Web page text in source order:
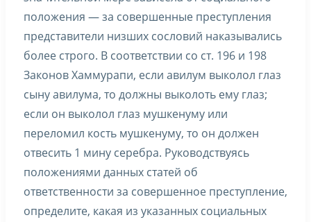
положения — за совершенные преступления
представители низших сословий наказывались
более строго. В соответствии со ст. 196 и 198
Законов Хаммурапи, если авилум выколол глаз
сыну авилума, то должны выколоть ему глаз;
если он выколол глаз мушкенуму или
переломил кость мушкенуму, то он должен
отвесить 1 мину серебра. Руководствуясь
положениями данных статей об
ответственности за совершенное преступление,
определите, какая из указанных социальных